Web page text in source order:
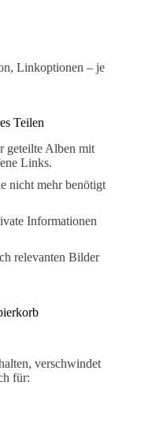
Linkoptionen – je
Teilen
geteilte Alben mit
Links.
nicht mehr benötigt
Informationen
relevanten Bilder
verschwindet
für: